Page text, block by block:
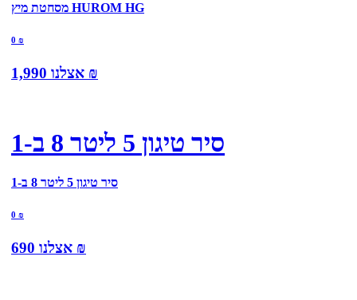
מסחטת מיץ HUROM HG
0 ₪
אצלנו 1,990 ₪
סיר טיגון 5 ליטר 8 ב-1
סיר טיגון 5 ליטר 8 ב-1
0 ₪
אצלנו 690 ₪